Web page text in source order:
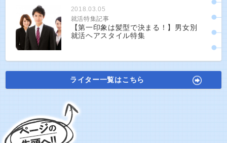
2018.03.05
就活特集記事
【第一印象は髪型で決まる！】男女別
就活ヘアスタイル特集
ライター一覧はこちら